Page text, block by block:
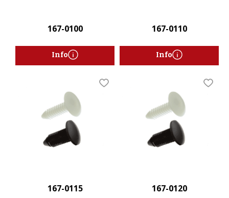
167-0100
Info
167-0110
Info
167-0115
Lägg till i favoriter
167-0120